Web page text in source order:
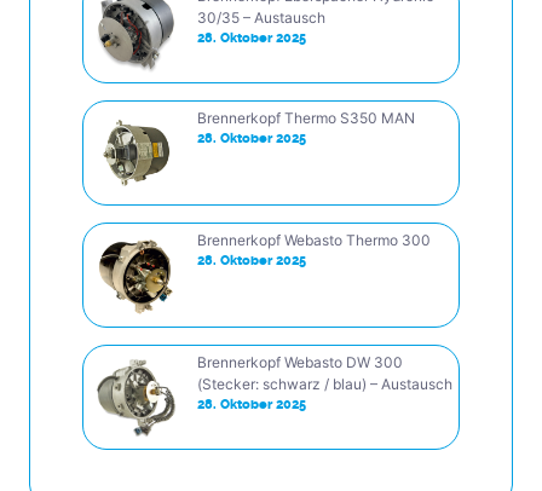
30/35 – Austausch
28. Oktober 2025
Brennerkopf Thermo S350 MAN
28. Oktober 2025
Brennerkopf Webasto Thermo 300
28. Oktober 2025
Brennerkopf Webasto DW 300
(Stecker: schwarz / blau) – Austausch
28. Oktober 2025